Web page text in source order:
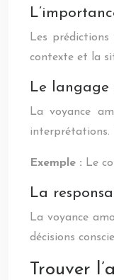
Les
contexte et la
Le langage
La voyance
interprétations.
Exemple : Le
La
La voyance
décisions
Trouver